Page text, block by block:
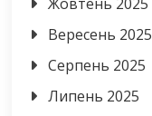
Вересень 2025
Серпень 2025
Липень 2025